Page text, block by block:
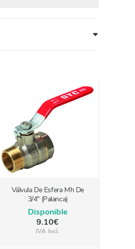
Válvula De Esfera Mh De
3/4″ (Palanca)
Disponible
9.10€
IVA Incl.